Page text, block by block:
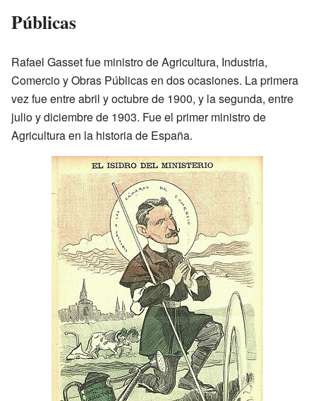
Públicas
Rafael Gasset fue ministro de Agricultura, Industria,
Comercio y Obras Públicas en dos ocasiones. La primera
vez fue entre abril y octubre de 1900, y la segunda, entre
julio y diciembre de 1903. Fue el primer ministro de
Agricultura en la historia de España.